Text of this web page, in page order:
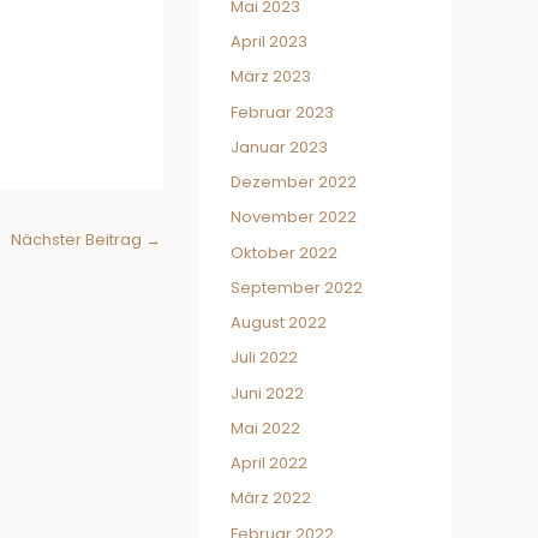
Nächster Beitrag →
Mai 2023
April 2023
März 2023
Februar 2023
Januar 2023
Dezember 2022
November 2022
Oktober 2022
September 2022
August 2022
Juli 2022
Juni 2022
Mai 2022
April 2022
März 2022
Februar 2022